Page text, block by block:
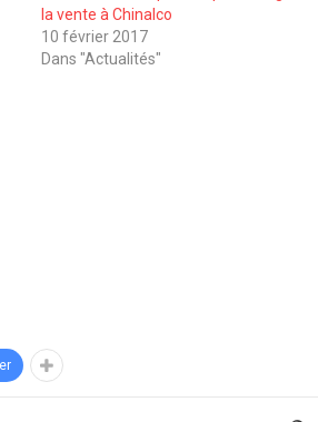
la vente à Chinalco
10 février 2017
Dans "Actualités"